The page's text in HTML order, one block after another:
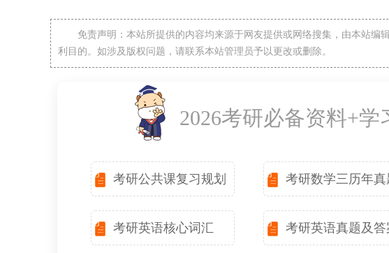
免责声明：本站所提供的内容均来源于网友提供或网络搜集，由本站编
利目的。如涉及版权问题，请联系本站管理员予以更改或删除。
2026考研必备资料+学
考研公共课复习规划 考研数学三历年真
考研英语核心词汇 考研英语真题及答